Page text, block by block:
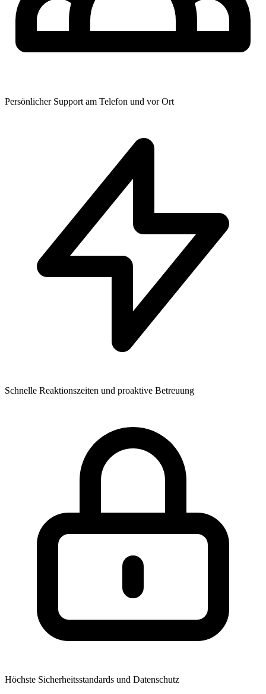
Persönlicher Support am Telefon und vor Ort
Schnelle Reaktionszeiten und proaktive Betreuung
Höchste Sicherheitsstandards und Datenschutz